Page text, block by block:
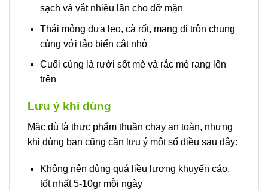
sạch và vắt nhiều lần cho đỡ mặn
Thái mỏng dưa leo, cà rốt, mang đi trộn chung
cùng với tảo biển cắt nhỏ
Cuối cùng là rưới sốt mè và rắc mè rang lên
trên
Lưu ý khi dùng
Mặc dù là thực phẩm thuần chay an toàn, nhưng
khi dùng bạn cũng cần lưu ý một số điều sau đây:
Không nên dùng quá liều lượng khuyến cáo,
tốt nhất 5-10gr mỗi ngày